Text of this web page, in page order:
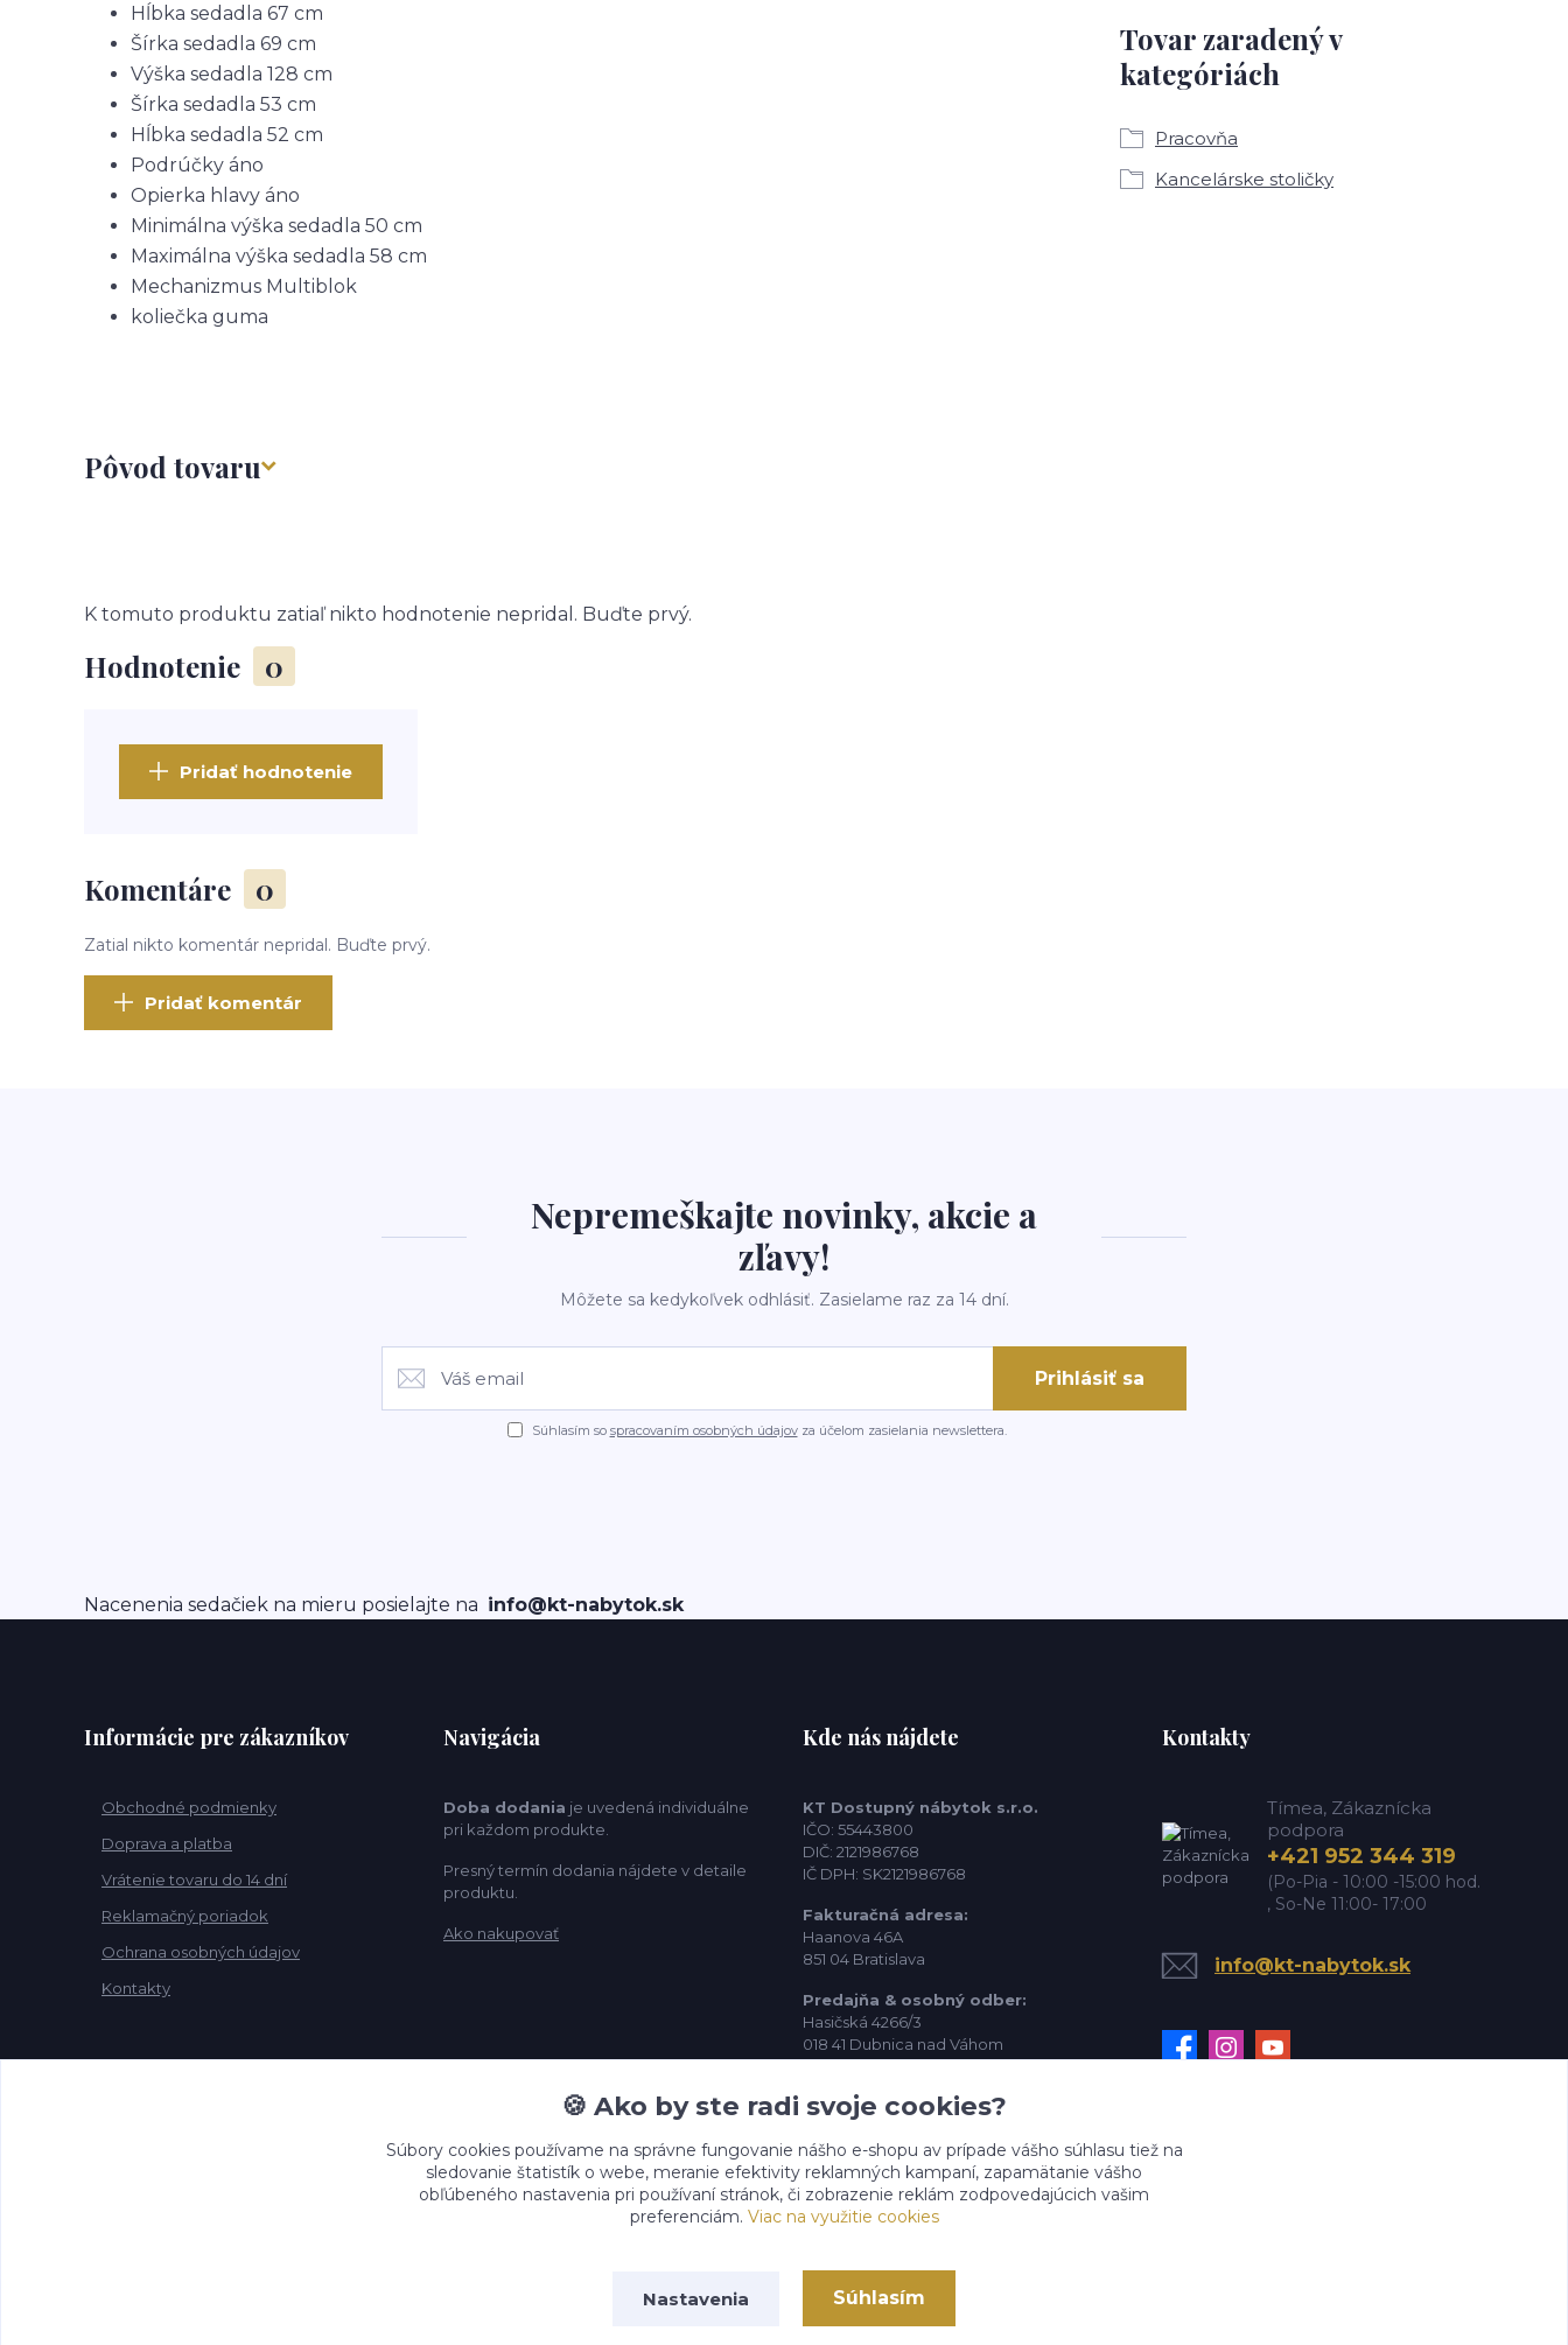
Hĺbka sedadla 67 cm
Šírka sedadla 69 cm
Výška sedadla 128 cm
Šírka sedadla 53 cm
Hĺbka sedadla 52 cm
Podrúčky áno
Opierka hlavy áno
Minimálna výška sedadla 50 cm
Maximálna výška sedadla 58 cm
Mechanizmus Multiblok
koliečka guma
Pôvod tovaru
Hodnotenie 0
K tomuto produktu zatiaľ nikto hodnotenie nepridal. Buďte prvý.
Pridať hodnotenie
Komentáre 0
Zatial nikto komentár nepridal. Buďte prvý.
Pridať komentár
Tovar zaradený v
kategóriách
Pracovňa
Kancelárske stoličky
Nepremeškajte novinky, akcie a
zľavy!
Môžete sa kedykoľvek odhlásiť. Zasielame raz za 14 dní.
Prihlásiť sa
Súhlasím so spracovaním osobných údajovza účelom zasielania newslettera.
Nacenenia sedačiek na mieru posielajte na info@kt-nabytok.sk
Informácie pre zákazníkov
Obchodné podmienky
Doprava a platba
Vrátenie tovaru do 14 dní
Reklamačný poriadok
Ochrana osobných údajov
Kontakty
Navigácia
Doba dodania je uvedená individuálne
pri každom produkte.
Presný termín dodania nájdete v detaile
produktu.
Ako nakupovať
Kde nás nájdete
KT Dostupný nábytok s.r.o.
IČO: 55443800
DIČ: 2121986768
IČ DPH: SK2121986768
Fakturačná adresa:
Haanova 46A
851 04 Bratislava
Predajňa & osobný odber:
Hasičská 4266/3
018 41 Dubnica nad Váhom
info@kt-nabytok.sk
Kontakty
Tímea, Zákaznícka
podpora
+421 952 344 319
(Po-Pia - 10:00 -15:00 hod.
, So-Ne 11:00- 17:00
info@kt-nabytok.sk
🍪 Ako by ste radi svoje cookies?
Súbory cookies používame na správne fungovanie nášho e-shopu av prípade vášho súhlasu tiež na
sledovanie štatistík o webe, meranie efektivity reklamných kampaní, zapamätanie vášho
obľúbeného nastavenia pri používaní stránok, či zobrazenie reklám zodpovedajúcich vašim
preferenciám. Viac na využitie cookies
Nastavenia Súhlasím